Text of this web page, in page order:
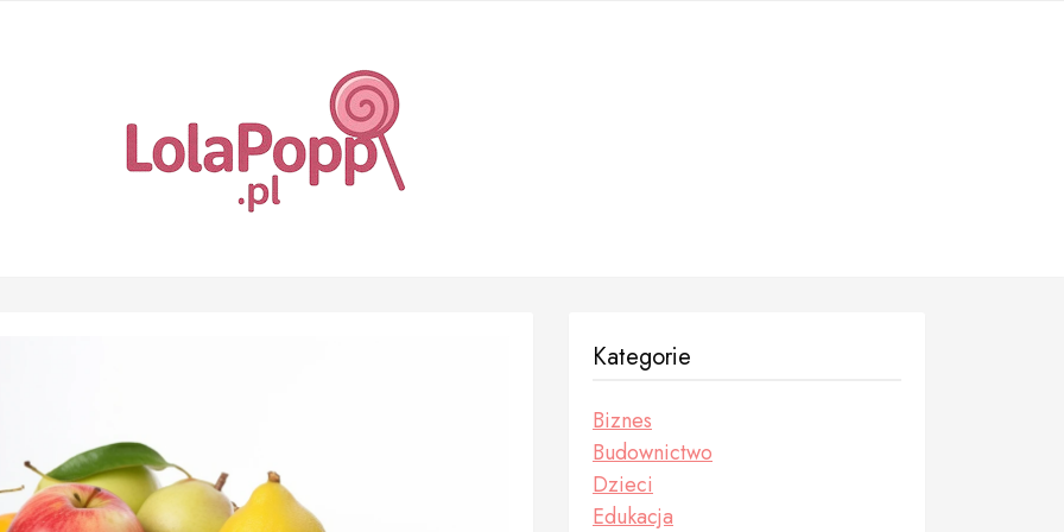
Kategorie
Biznes
Budownictwo
Dzieci
Edukacja